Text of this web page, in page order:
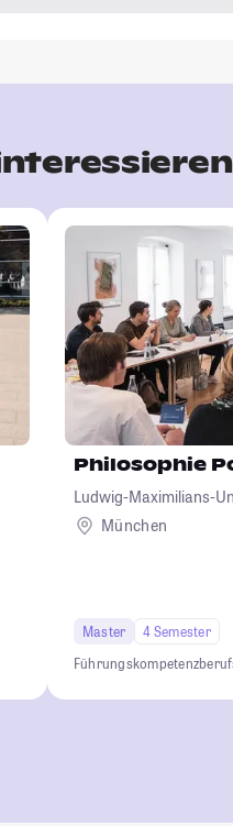
Philosophie
Ludwig-Maximilians-
München
Master
4 Semester
Führungskompetenz